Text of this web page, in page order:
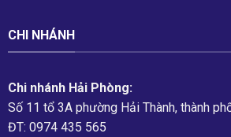
CHI NHÁNH
Chi nhánh Hải Phòng:
Số 11 tổ 3A phường Hải Thành, thành
ĐT: 0974 435 565